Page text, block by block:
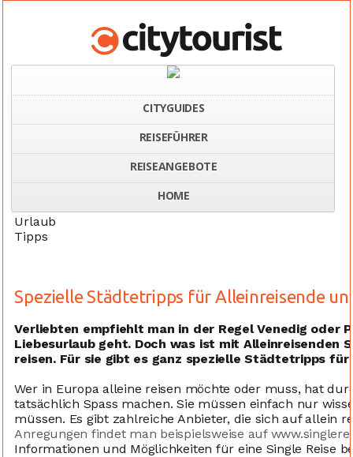
CITYGUIDES
REISEFÜHRER
REISEANGEBOTE
HOME
Städtetripps für Alleinreisende und Singles
Urlaub
Tipps
Spezielle Städtetripps für Alleinreisende
Verliebten empfiehlt man in der Regel Venedig oder
Liebesurlaub geht. Doch was ist mit Alleinreisenden
reisen. Für sie gibt es ganz spezielle Städtetripps für
Wer in Europa alleine reisen möchte oder muss, hat
tatsächlich Spass machen. Sie müssen einfach nur
müssen. Es gibt zahlreiche Anbieter, die sich auf allein
Anregungen findet man beispielsweise auf
Informationen und Möglichkeiten für eine Single Reise